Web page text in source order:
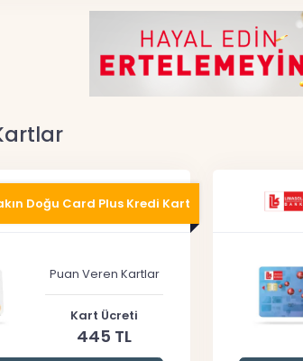
Doğu Card Plus Kredi Kart
Puan Veren Kartlar
Kart Ücreti
445 TL